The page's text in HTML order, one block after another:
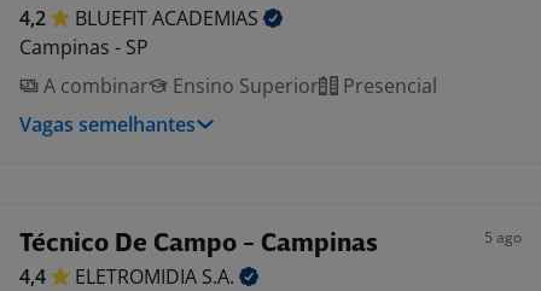
4,2 BLUEFITACADEMIAS
Campinas - SP
A combinar
Ensino Superior
Presencial
Vagas semelhantes
Técnico De Campo - Campinas 5 ago
4,4 ELETROMIDIA S.A.